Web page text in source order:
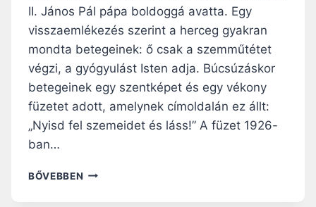
II. János Pál pápa boldoggá avatta. Egy
visszaemlékezés szerint a herceg gyakran
mondta betegeinek: ő csak a szemműtétet
végzi, a gyógyulást Isten adja. Búcsúzáskor
betegeinek egy szentképet és egy vékony
füzetet adott, amelynek címoldalán ez állt:
„Nyisd fel szemeidet és láss!” A füzet 1926-
ban…
BŐVEBBEN DR.